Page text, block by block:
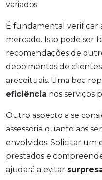
variados.
É fundamental verificar
mercado. Isso pode ser
recomendações de
depoimentos de
areceituais. Uma boa
eficiência nos serviços
Outro aspecto a se
assessoria quanto aos
envolvidos. Solicitar um
prestados e
ajudará a evitar